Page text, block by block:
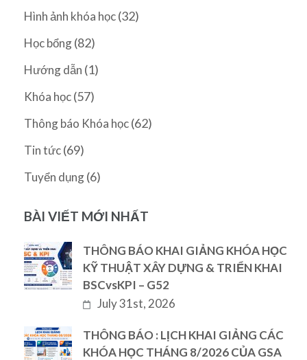
Hình ảnh khóa học(32)
Học bổng(82)
Hướng dẫn (1)
Khóa học(57)
Thông báo Khóa học(62)
Tin tức(69)
Tuyển dụng(6)
BÀI VIẾT MỚI NHẤT
THÔNG BÁO KHAI GIẢNG KHÓA HỌC
KỸ THUẬT XÂY DỰNG & TRIỂN KHAI
BSCvsKPI – G52
July 31st, 2026
THÔNG BÁO : LỊCH KHAI GIẢNG CÁC
KHÓA HỌC THÁNG 8/2026 CỦA GSA